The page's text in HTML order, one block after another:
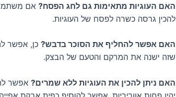
האם העוגיות מתאימות גם לחג הפסח? אם
להכין גרסה כשרה לפסח של העוגיות.
האם אפשר להחליף את הסוכר בדבש? כן, אפשר
שזה ישנה את המרקם והטעם של הבצק.
האם ניתן להכין את העוגיות ללא שמרים? אפשר